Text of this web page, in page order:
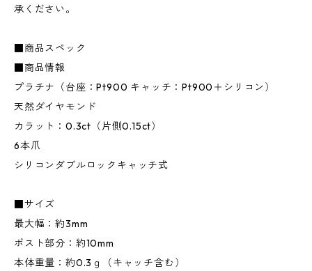
承ください。
■商品スペック
■商品情報
プラチナ（台座：Pt900 キャッチ：Pt900＋シリコン）
天然ダイヤモンド
カラット：0.3ct（片側0.15ct）
6本爪
シリコンダブルロックキャッチ式
■サイズ
最大幅：約3mm
ポスト部分：約10mm
本体重量：約0.3ｇ（キャッチ含む）